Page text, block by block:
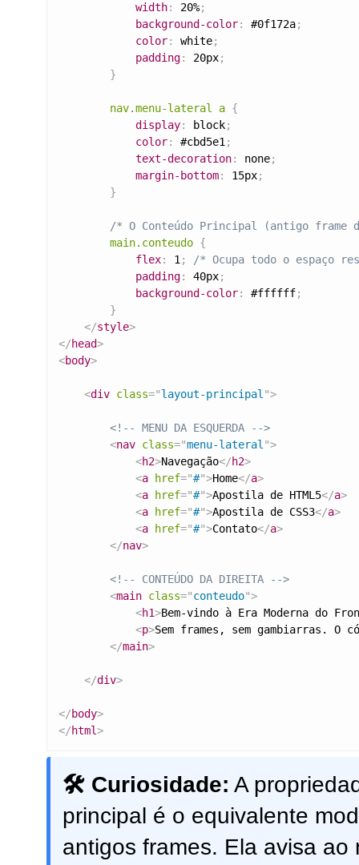
width: 20%;
background-color: #0f172a;
color: white;
padding: 20px;
}
nav.menu-lateral a {
display: block;
color: #cbd5e1;
text-decoration: none;
margin-bottom: 15px;
}
/* O Conteúdo Principal (antigo
main.conteudo {
flex: 1;
/* Ocupa todo o espaço
padding: 40px;
background-color: #ffffff;
}
</style>
</head>
<body>
<div class="layout-principal">
<!-- MENU DA ESQUERDA -->
<nav class="menu-lateral">
<h2>Navegação</h2>
<a href="#">Home</a>
<a href="#">Apostila de HTML5</a>
<a href="#">Apostila de CSS3</a>
<a href="#">Contato</a>
</nav>
<!-- CONTEÚDO DA DIREITA -->
<main class="conteudo">
<h1>Bem-vindo à Era Moderna do
<p>Sem frames, sem gambiarras.
</main>
</div>
</body>
</html>
🛠️ Curiosidade: A
principal é o equivalente
antigos frames. Ela avisa